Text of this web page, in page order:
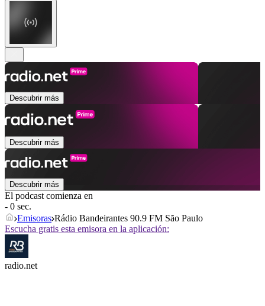
Descubrir más
Descubrir más
Descubrir más
El podcast comienza en
- 0 sec.
Emisoras Rádio Bandeirantes 90.9 FM São Paulo
Escucha gratis esta emisora en la aplicación:
radio.net